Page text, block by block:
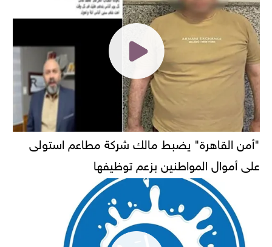
"أمن القاهرة" يضبط مالك شركة مطاعم استولى
على أموال المواطنين بزعم توظيفها